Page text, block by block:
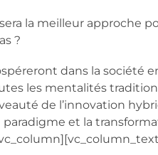
la meilleur approche
?
dans la société
les mentalités
de l’innovation
et la